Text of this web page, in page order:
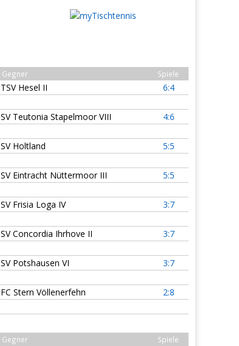
Gegner Spiele
TSV Hesel II
6:4
SV Teutonia Stapelmoor VIII
4:6
SV Holtland
5:5
SV Eintracht Nüttermoor III
5:5
SV Frisia Loga IV
3:7
SV Concordia Ihrhove II
3:7
SV Potshausen VI
3:7
FC Stern Völlenerfehn
2:8
Gegner Spiele